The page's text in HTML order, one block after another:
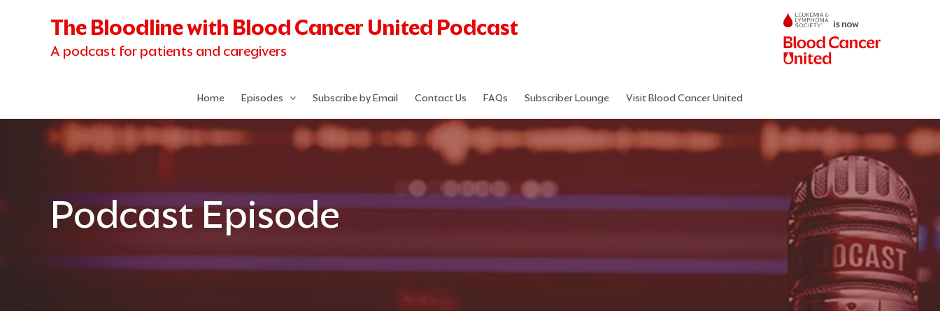
The Bloodline with Blood Cancer United Podcast
A podcast for patients and caregivers
Home Episodes Subscribe by Email Contact Us FAQs Subscriber Lounge Visit Blood Cancer United
Podcast Episode